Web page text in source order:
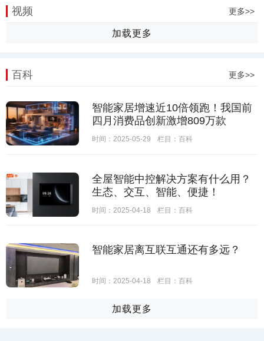
视频 更多>>
加载更多
百科 更多>>
智能家居增速近10倍领跑！我国前
四月消费品创新激增809万款
时间：2025-05-29 栏目： 百科
全屋智能中控解决方案有什么用？
生态、交互、智能、便捷！
时间：2025-04-18 栏目： 百科
智能家居离互联互通还有多远？
时间：2025-04-18 栏目： 百科
加载更多